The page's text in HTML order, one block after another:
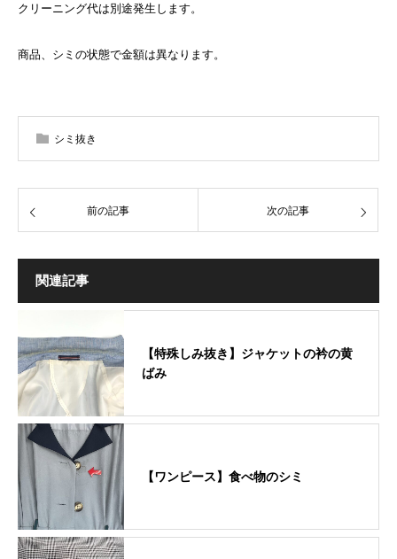
クリーニング代は別途発生します。
商品、シミの状態で金額は異なります。
シミ抜き
前の記事 次の記事
関連記事
【特殊しみ抜き】ジャケットの衿の黄
ばみ
【ワンピース】食べ物のシミ